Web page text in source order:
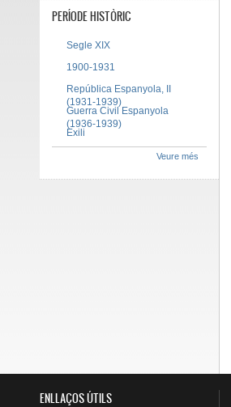
PERÍODE HISTÒRIC
Segle XIX
1900-1931
República Espanyola, II
(1931-1939)
Guerra Civil Espanyola
(1936-1939)
Exili
Veure més
ENLLAÇOS ÚTILS